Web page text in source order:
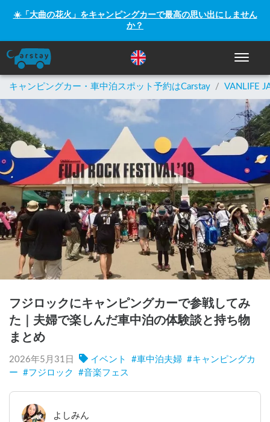
☀️「大曲の花火」をキャンピングカーで最高の思い出にしません
か？
ナビゲ
キャンピングカー・車中泊スポット予約はCarstay / VANLIFE
フジロックにキャンピングカーで参戦してみ
た｜夫婦で楽しんだ車中泊の体験談と持ち物
まとめ
2026年5月31日 イベント #車中泊夫婦 #キャンピングカ
ー #フジロック #音楽フェス
よしみん